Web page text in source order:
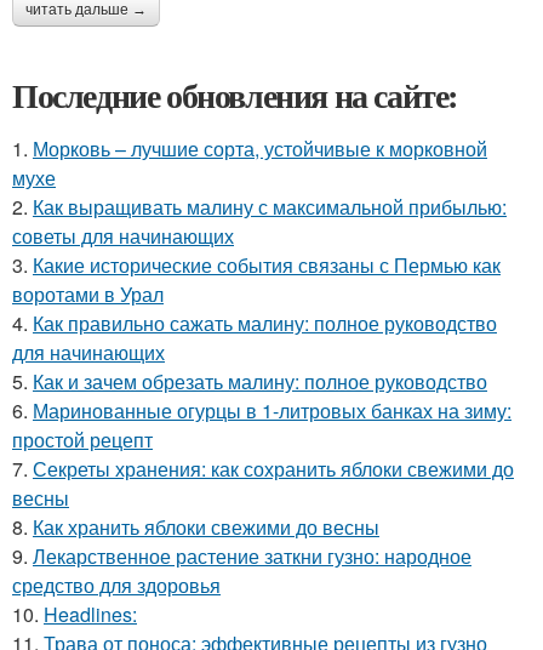
читать дальше →
Последние обновления на сайте:
1. Морковь – лучшие сорта, устойчивые к морковной
мухе
2. Как выращивать малину с максимальной прибылью:
советы для начинающих
3. Какие исторические события связаны с Пермью как
воротами в Урал
4. Как правильно сажать малину: полное руководство
для начинающих
5. Как и зачем обрезать малину: полное руководство
6. Маринованные огурцы в 1-литровых банках на зиму:
простой рецепт
7. Секреты хранения: как сохранить яблоки свежими до
весны
8. Как хранить яблоки свежими до весны
9. Лекарственное растение заткни гузно: народное
средство для здоровья
10. Headlines:
11. Трава от поноса: эффективные рецепты из гузно